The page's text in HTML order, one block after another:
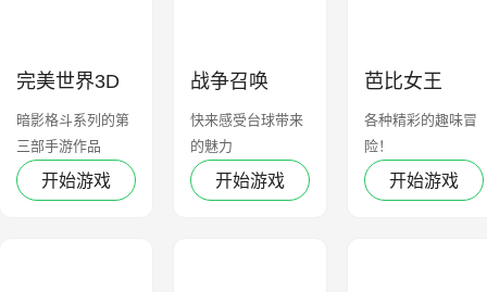
完美世界3D
暗影格斗系列的第
三部手游作品
开始游戏
战争召唤
快来感受台球带来
的魅力
开始游戏
芭比女王
各种精彩的趣味冒
险！
开始游戏